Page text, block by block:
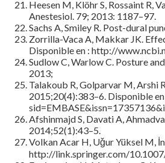
Heesen M, Klöhr S, Rossaint R,
Anestesiol. 79; 2013: 1187–97.
Sachs A, Smiley R. Post-dural
Zorrilla-Vaca A, Makkar JK.
Disponible en : http://
Sudlow C, Warlow C. Posture
2013;
Talakoub R, Golparvar M, Arshi
2015;20(4):383–6. Disponible
Afshinmajd S, Davati A,
2014;52(1):43–5.
Volkan Acar H, Uǧur Yüksel M,
http://link.springer.com/